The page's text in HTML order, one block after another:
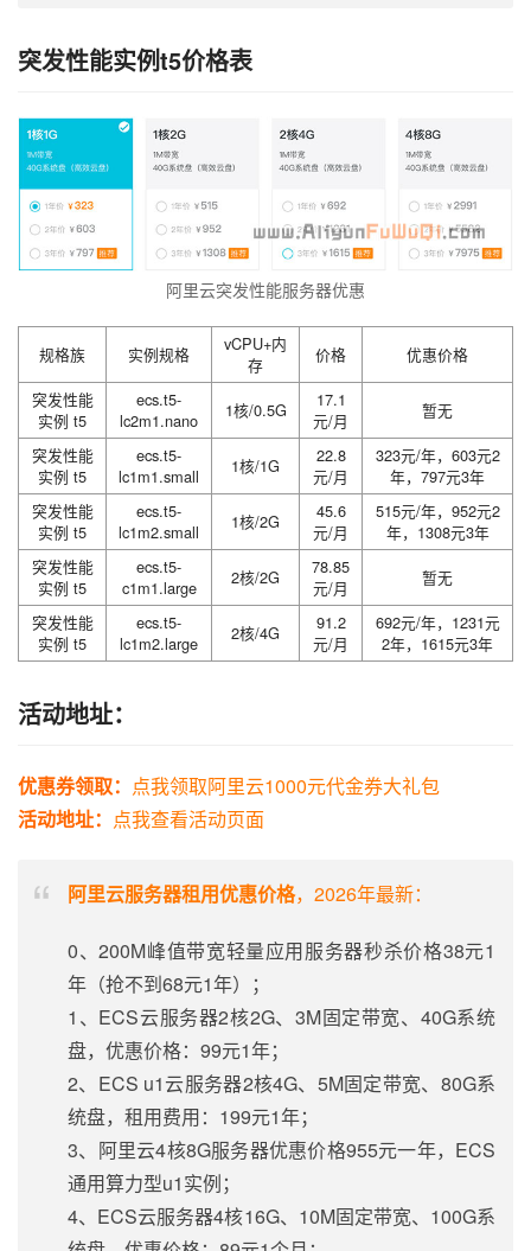
突发性能实例t5价格表
阿里云突发性能服务器优惠
规格族 实例规格
vCPU+内
存
价格
优惠价格
突发性能
实例 t5
ecs.t5-
lc2m1.nano
1核/0.5G
17.1
元/月
暂无
突发性能
实例 t5
ecs.t5-
lc1m1.small
1核/1G
22.8
元/月
323元/年，603元2
年，797元3年
突发性能
实例 t5
ecs.t5-
lc1m2.small
1核/2G
45.6
元/月
515元/年，952元2
年，1308元3年
突发性能
实例 t5
ecs.t5-
c1m1.large
2核/2G
78.85
元/月
暂无
突发性能
实例 t5
ecs.t5-
lc1m2.large
2核/4G
91.2
元/月
692元/年，1231元
2年，1615元3年
活动地址：
优惠券领取： 点我领取阿里云1000元代金券大礼包
活动地址： 点我查看活动页面
阿里云服务器租用优惠价格，2026年最新：
0、200M峰值带宽轻量应用服务器秒杀价格38元1
年（抢不到68元1年）；
1、ECS云服务器2核2G、3M固定带宽、40G系统
盘，优惠价格：99元1年；
2、ECS u1云服务器2核4G、5M固定带宽、80G系
统盘，租用费用：199元1年；
3、阿里云4核8G服务器优惠价格955元一年，ECS
通用算力型u1实例；
4、ECS云服务器4核16G、10M固定带宽、100G系